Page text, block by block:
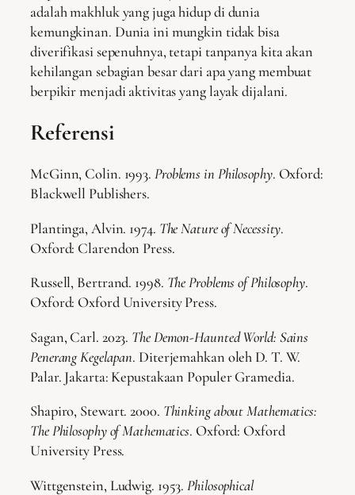
adalah makhluk yang juga hidup di dunia
kemungkinan. Dunia ini mungkin tidak bisa
diverifikasi sepenuhnya, tetapi tanpanya kita akan
kehilangan sebagian besar dari apa yang membuat
berpikir menjadi aktivitas yang layak dijalani.
Referensi
McGinn, Colin. 1993. Problems in Philosophy. Oxford:
Blackwell Publishers.
Plantinga, Alvin. 1974. The Nature of Necessity.
Oxford: Clarendon Press.
Russell, Bertrand. 1998. The Problems of Philosophy.
Oxford: Oxford University Press.
Sagan, Carl. 2023. The Demon-Haunted World: Sains
Penerang Kegelapan. Diterjemahkan oleh D. T. W.
Palar. Jakarta: Kepustakaan Populer Gramedia.
Shapiro, Stewart. 2000. Thinking about Mathematics:
The Philosophy of Mathematics. Oxford: Oxford
University Press.
Wittgenstein, Ludwig. 1953.Philosophical